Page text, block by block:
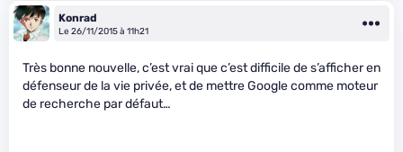
Konrad
Le 26/11/2015 à 11h21
Très bonne nouvelle, c’est vrai que c’est difficile de s’afficher en
défenseur de la vie privée, et de mettre Google comme moteur
de recherche par défaut…